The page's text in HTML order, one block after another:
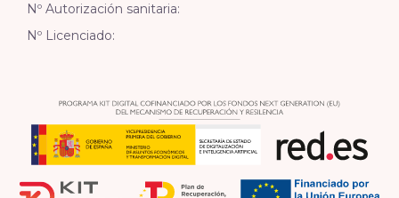
Nº Autorización sanitaria:
Nº Licenciado: